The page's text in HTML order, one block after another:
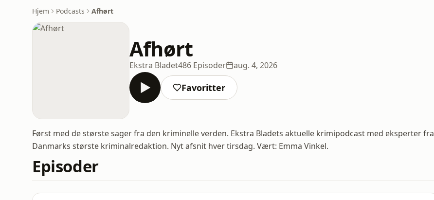
Hjem Podcasts Afhørt
Afhørt
Ekstra Bladet486 Episoder aug. 4, 2026
Favoritter
Først med de største sager fra den kriminelle verden. Ekstra Bladets aktuelle krimipodcast med eksperter fra
Danmarks største kriminalredaktion. Nyt afsnit hver tirsdag. Vært: Emma Vinkel.
Episoder